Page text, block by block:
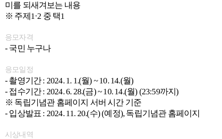
미를 되새겨보는 내용
※ 주제1·2 중 택1
응모자격
- 국민 누구나
응모일정
- 촬영기간 : 2024. 1. 1.(월) ~ 10. 14.(월)
- 접수기간 : 2024. 6. 28.(금) ~ 10. 14.(월) (23:59까지)
※ 독립기념관 홈페이지 서버 시간 기준
- 입상발표 : 2024. 11. 20.(수) (예정), 독립기념관 홈페이지
시상내역